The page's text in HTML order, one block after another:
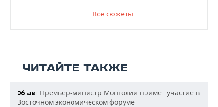
Все сюжеты
ЧИТАЙТЕ ТАКЖЕ
06 авг Премьер-министр Монголии примет участие в
Восточном экономическом форуме